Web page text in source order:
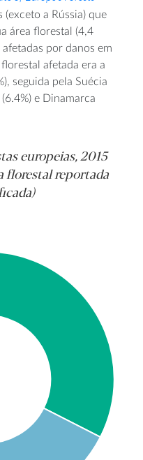
(exceto a Rússia) que
área florestal (4,4
por danos em
afetada era a
seguida pela Suécia
e Dinamarca
europeias, 2015
florestal reportada